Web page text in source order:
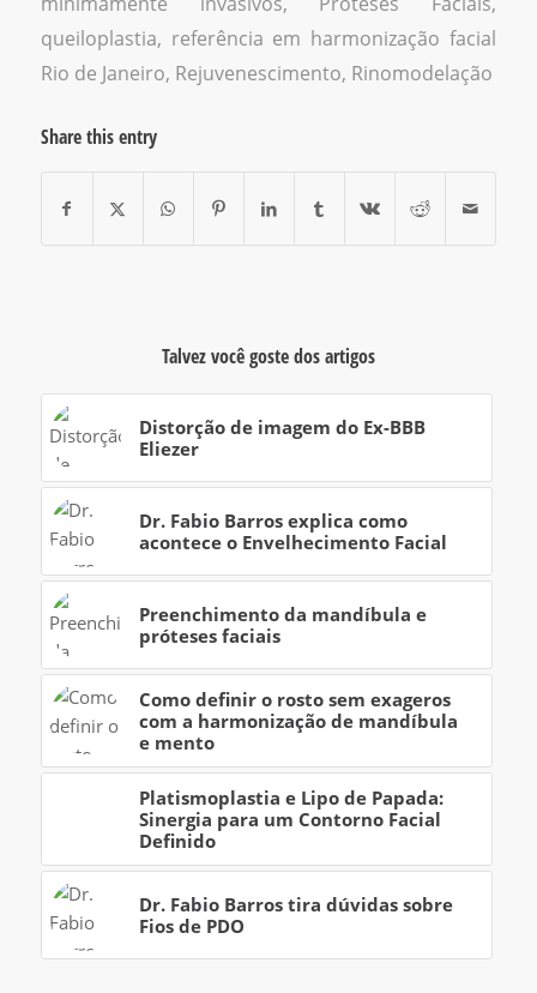
queiloplastia, referência em harmonização facial
Rio de Janeiro, Rejuvenescimento, Rinomodelação
Share this entry
Talvez você goste dos artigos
Distorção de imagem do Ex-BBB
Eliezer
Dr. Fabio Barros explica como
acontece o Envelhecimento Facial
Preenchimento da mandíbula e
próteses faciais
Como definir o rosto sem exageros
com a harmonização de mandíbula
e mento
Platismoplastia e Lipo de Papada:
Sinergia para um Contorno Facial
Definido
Dr. Fabio Barros tira dúvidas sobre
Fios de PDO